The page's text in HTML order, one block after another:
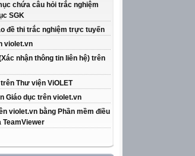
chứa câu hỏi trắc nghiệm
SGK
đề thi trắc nghiệm trực tuyến
violet.vn
nhận thông tin liên hệ) trên
Thư viện ViOLET
Giáo dục trên violet.vn
violet.vn bằng Phần mềm điều
TeamViewer